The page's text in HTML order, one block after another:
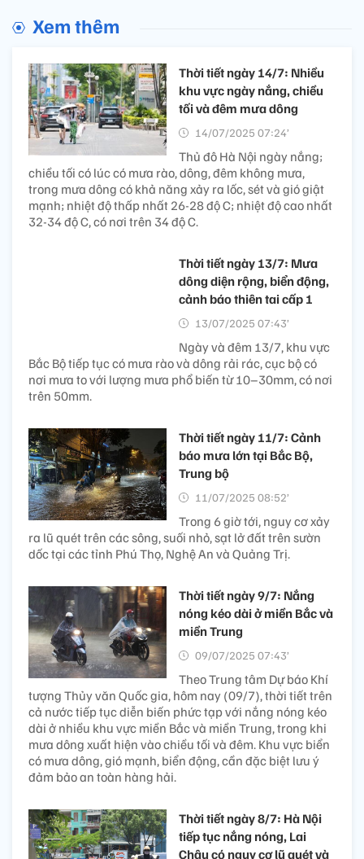
Xem thêm
Thời tiết ngày 14/7: Nhiều
khu vực ngày nắng, chiều
tối và đêm mưa dông
14/07/2025 07:24’
Thủ đô Hà Nội ngày nắng;
chiều tối có lúc có mưa rào, dông, đêm không mưa,
trong mưa dông có khả năng xảy ra lốc, sét và gió giật
mạnh; nhiệt độ thấp nhất 26-28 độ C; nhiệt độ cao nhất
32-34 độ C, có nơi trên 34 độ C.
Thời tiết ngày 13/7: Mưa
dông diện rộng, biển động,
cảnh báo thiên tai cấp 1
13/07/2025 07:43’
Ngày và đêm 13/7, khu vực
Bắc Bộ tiếp tục có mưa rào và dông rải rác, cục bộ có
nơi mưa to với lượng mưa phổ biến từ 10–30mm, có nơi
trên 50mm.
Thời tiết ngày 11/7: Cảnh
báo mưa lớn tại Bắc Bộ,
Trung bộ
11/07/2025 08:52’
Trong 6 giờ tới, nguy cơ xảy
ra lũ quét trên các sông, suối nhỏ, sạt lở đất trên sườn
dốc tại các tỉnh Phú Thọ, Nghệ An và Quảng Trị.
Thời tiết ngày 9/7: Nắng
nóng kéo dài ở miền Bắc và
miền Trung
09/07/2025 07:43’
Theo Trung tâm Dự báo Khí
tượng Thủy văn Quốc gia, hôm nay (09/7), thời tiết trên
cả nước tiếp tục diễn biến phức tạp với nắng nóng kéo
dài ở nhiều khu vực miền Bắc và miền Trung, trong khi
mưa dông xuất hiện vào chiều tối và đêm. Khu vực biển
có mưa dông, gió mạnh, biển động, cần đặc biệt lưu ý
đảm bảo an toàn hàng hải.
Thời tiết ngày 8/7: Hà Nội
tiếp tục nắng nóng, Lai
Châu có nguy cơ lũ quét và